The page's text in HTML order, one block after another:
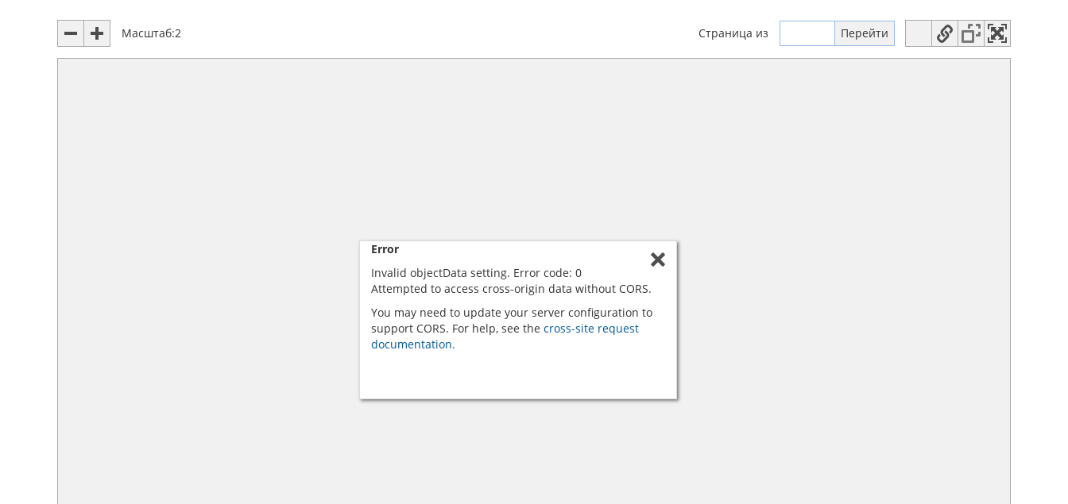
Масштаб:2 Страница из
Error
Invalid objectData setting. Error code: 0
Attempted to access cross-origin data without CORS.
You may need to update your server configuration to
support CORS. For help, see the cross-site request
documentation.